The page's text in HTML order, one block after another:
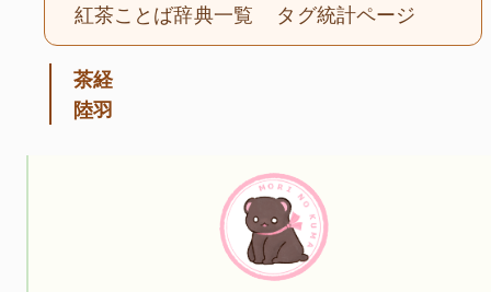
紅茶ことば辞典一覧
タグ統計ページ
茶経
陸羽